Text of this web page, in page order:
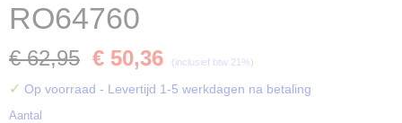
RO64760
€ 62,95 € 50,36 (inclusief btw 21%)
✓ Op voorraad - Levertijd 1-5 werkdagen na betaling
Aantal